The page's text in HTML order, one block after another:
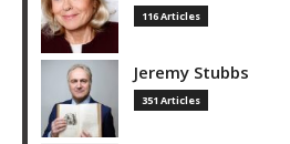
116 Articles
Jeremy Stubbs
351 Articles